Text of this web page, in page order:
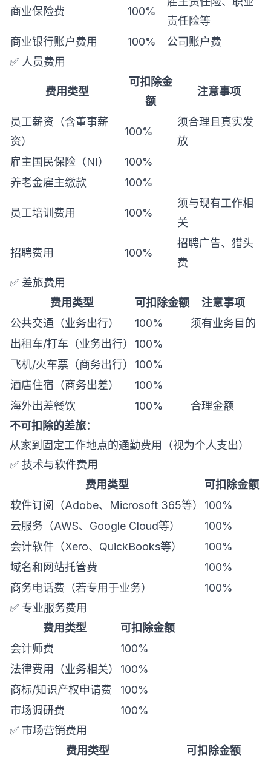
商业保险费 100%
责任险等
商业银行账户费用
100%
公司账户费
✅ 人员费用
费用类型
可扣除金
额
注意事项
员工薪资（含董事薪
资）
100%
须合理且真实发
放
雇主国民保险（NI）
100%
养老金雇主缴款
100%
员工培训费用 100%
须与现有工作相
关
招聘费用 100%
招聘广告、猎头
费
✅ 差旅费用
费用类型
可扣除金额
注意事项
公共交通（业务出行）
100%
须有业务目的
出租车/打车（业务出行）
100%
飞机/火车票（商务出行）
100%
酒店住宿（商务出差）
100%
海外出差餐饮
100%
合理金额
不可扣除的差旅：
从家到固定工作地点的通勤费用（视为个人支出）
✅ 技术与软件费用
费用类型
可扣除金额
软件订阅（Adobe、Microsoft 365等）
100%
云服务（AWS、Google Cloud等）
100%
会计软件（Xero、QuickBooks等）
100%
域名和网站托管费
100%
商务电话费（若专用于业务）
100%
✅ 专业服务费用
费用类型
可扣除金额
会计师费
100%
法律费用（业务相关）
100%
商标/知识产权申请费
100%
市场调研费
100%
✅ 市场营销费用
费用类型
可扣除金额